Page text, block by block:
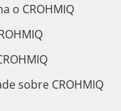
o CROHMIQ
sobre CROHMIQ